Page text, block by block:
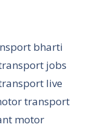
bharti
jobs
live
transport
motor